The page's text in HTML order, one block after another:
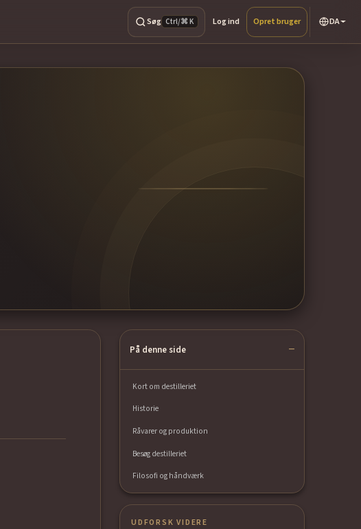
Søg Ctrl/⌘ K Log ind Opret bruger DA
På denne side
Kort om destilleriet
Historie
Råvarer og produktion
Besøg destilleriet
Filosofi og håndværk
UDFORSK VIDERE